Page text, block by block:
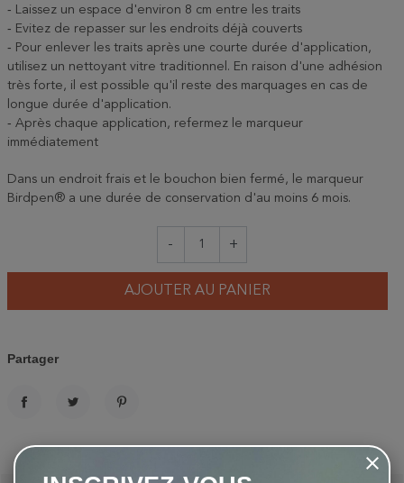
‐ Laissez un espace d'environ 8 cm entre les traits
‐ Evitez de repasser sur les endroits déjà couverts
‐ Pour enlever les traits après une courte durée d'application,
utilisez un nettoyant vitre traditionnel. En raison d'une adhésion
très forte, il est possible qu'il reste des marquages en cas de
longue durée d'application.
‐ Après chaque application, refermez le marqueur
immédiatement
Dans un endroit frais et le bouchon bien fermé, le marqueur
Birdpen® a une durée de conservation d'au moins 6 mois.
- +
AJOUTER AU PANIER
Partager